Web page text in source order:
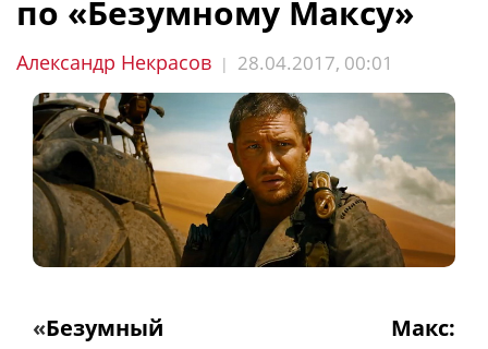
по ​«Безумному Максу»
Александр Некрасов | 28.04.2017, 00:01
«Безумный Макс: